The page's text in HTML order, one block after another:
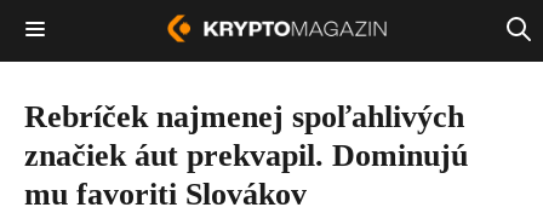
Rebríček najmenej spoľahlivých
značiek áut prekvapil. Dominujú
mu favoriti Slovákov